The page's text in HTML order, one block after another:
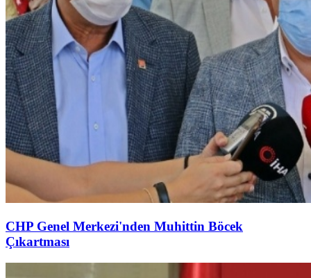
CHP Genel Merkezi'nden Muhittin Böcek
Çıkartması